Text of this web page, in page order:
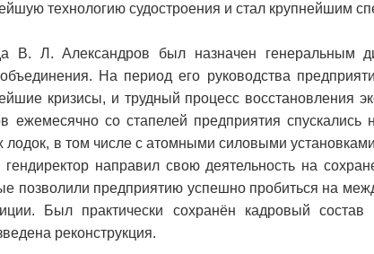
технологию судостроения и стал крупнейшим
В. Л. Александров был назначен генеральным
На период его руководства
кризисы, и трудный процесс восстановления
ежемесячно со стапелей предприятия спускались
лодок, в том числе с атомными силовыми
направил свою деятельность на
позволили предприятию успешно пробиться на
Был практически сохранён кадровый
реконструкция.